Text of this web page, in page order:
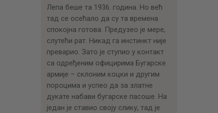
Лепа беше та 1936. година. Но већ
тад се осећало да су та времена
спокојна готова. Предузео је мере,
слутећи рат. Никад га инстинкт није
преварио. Зато је ступио у контакт
са одређеним официрима Бугарске
армије – склоним коцки и другим
пороцима и успео да за златне
дукате набави бугарске пасоше. На
један је ставио своју слику, тад је